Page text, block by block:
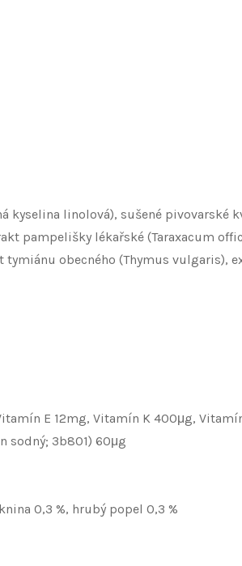
kyselina linolová), sušené
pampelišky lékařské (Taraxacum
obecného (Thymus vulgaris),
E 12mg, Vitamín K 400μg,
sodný; 3b801) 60μg
0,3 %, hrubý popel 0,3 %